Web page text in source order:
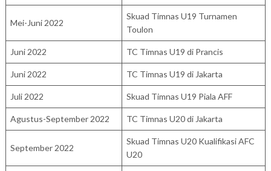
Mei-Juni 2022
Skuad Timnas U19 Turnamen
Toulon
Juni 2022 TC Timnas U19 di Prancis
Juni 2022 TC Timnas U19 di Jakarta
Juli 2022 Skuad Timnas U19 Piala AFF
Agustus-September 2022 TC Timnas U20 di Jakarta
September 2022
Skuad Timnas U20 Kualifikasi AFC
U20